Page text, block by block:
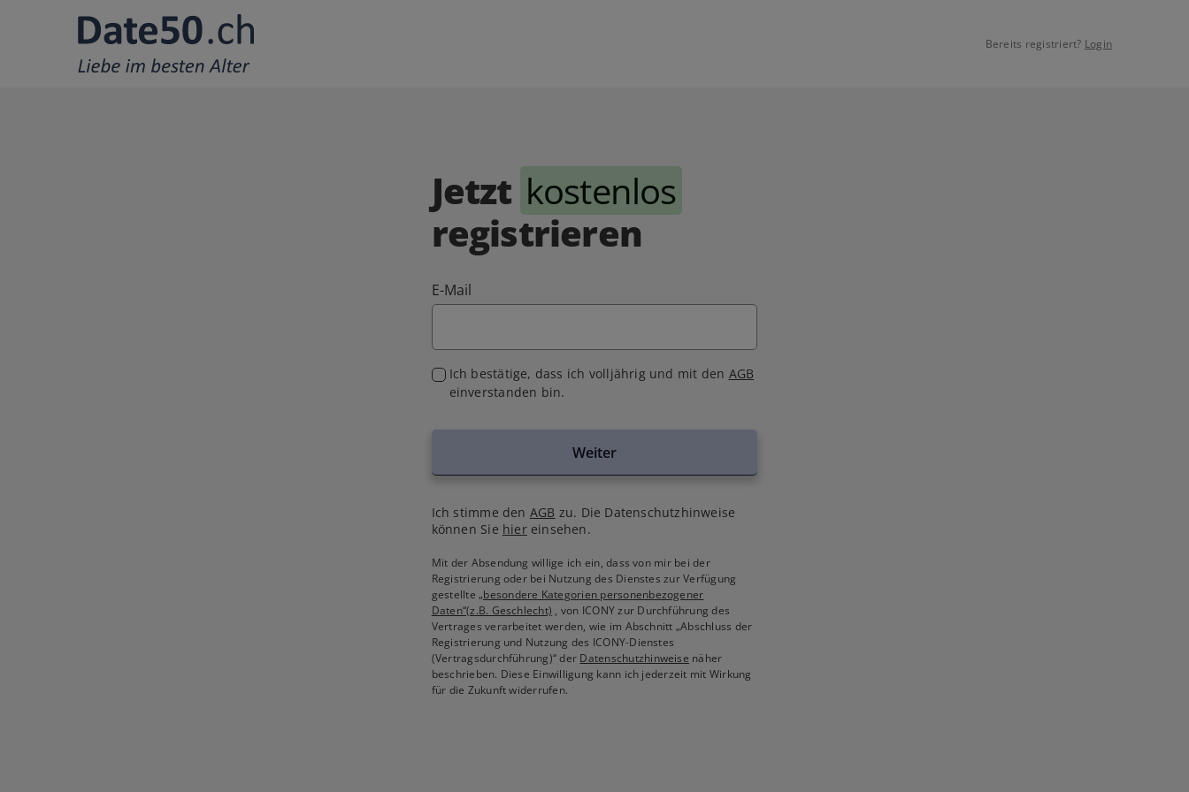
Bereits registriert? Login
Jetzt kostenlos
registrieren
E-Mail
Ich bestätige, dass ich volljährig und mit den AGB
einverstanden bin.
Weiter
Ich stimme den AGB zu. Die Datenschutzhinweise
können Sie hiereinsehen.
Mit der Absendung willige ich ein, dass von mir bei der
Registrierung oder bei Nutzung des Dienstes zur Verfügung
gestellte„besondere Kategorien personenbezogener
Daten“(z.B. Geschlecht) , von ICONY zur Durchführung des
Vertrages verarbeitet werden, wie im Abschnitt „Abschluss der
Registrierung und Nutzung des ICONY-Dienstes
(Vertragsdurchführung)“ der Datenschutzhinweise näher
beschrieben. Diese Einwilligung kann ich jederzeit mit Wirkung
für die Zukunft widerrufen.